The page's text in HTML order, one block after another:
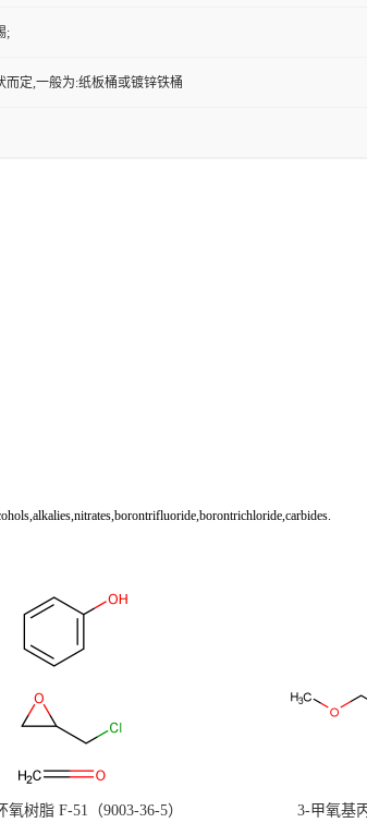
;
而定,一般为:纸板桶或镀锌铁桶
氧树脂 F-51（9003-36-5） 3-甲氧基